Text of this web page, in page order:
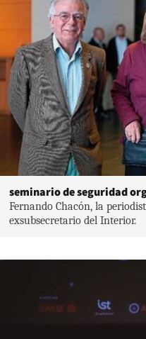
seminario de seguridad
Fernando Chacón, la
exsubsecretario del Interior.